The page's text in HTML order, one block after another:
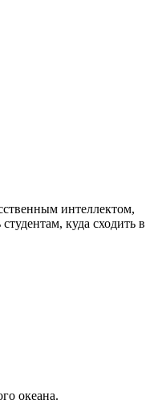
интеллектом,
куда сходить в
океана.